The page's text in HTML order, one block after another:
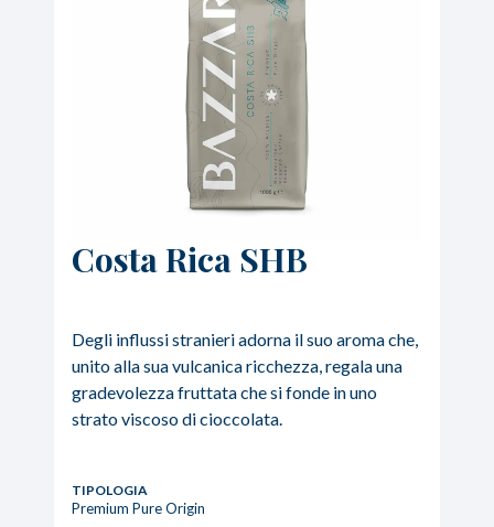
Costa Rica SHB
Degli influssi stranieri adorna il suo aroma che,
unito alla sua vulcanica ricchezza, regala una
gradevolezza fruttata che si fonde in uno
strato viscoso di cioccolata.
TIPOLOGIA
Premium Pure Origin